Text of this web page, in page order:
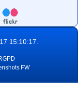
15:10:17.
FW